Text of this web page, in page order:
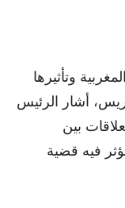
وتأثيرها
أشار الرئيس
بين
فيه قضية